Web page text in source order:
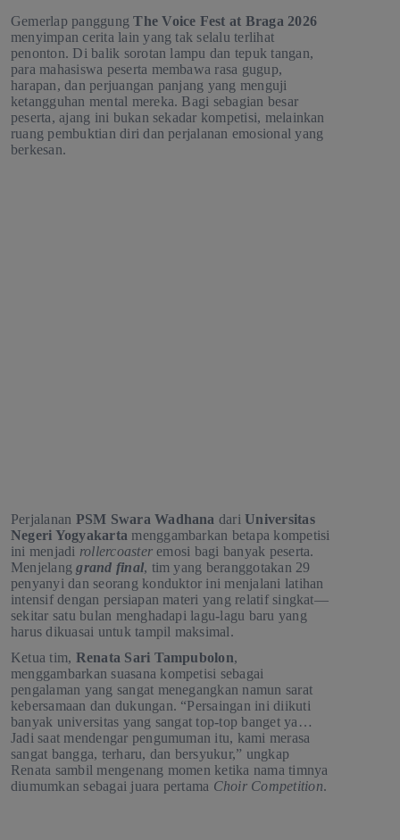
Gemerlap panggungThe Voice Fest at Braga 2026
menyimpan cerita lain yang tak selalu terlihat
penonton. Di balik sorotan lampu dan tepuk tangan,
para mahasiswa peserta membawa rasa gugup,
harapan, dan perjuangan panjang yang menguji
ketangguhan mental mereka. Bagi sebagian besar
peserta, ajang ini bukan sekadar kompetisi, melainkan
ruang pembuktian diri dan perjalanan emosional yang
berkesan.
Perjalanan PSM Swara Wadhana dariUniversitas
Negeri Yogyakarta menggambarkan betapa kompetisi
ini menjadi rollercoaster emosi bagi banyak peserta.
Menjelanggrand final, tim yang beranggotakan 29
penyanyi dan seorang konduktor ini menjalani latihan
intensif dengan persiapan materi yang relatif singkat—
sekitar satu bulan menghadapi lagu-lagu baru yang
harus dikuasai untuk tampil maksimal.
Ketua tim, Renata Sari Tampubolon,
menggambarkan suasana kompetisi sebagai
pengalaman yang sangat menegangkan namun sarat
kebersamaan dan dukungan. “Persaingan ini diikuti
banyak universitas yang sangat top-top banget ya…
Jadi saat mendengar pengumuman itu, kami merasa
sangat bangga, terharu, dan bersyukur,” ungkap
Renata sambil mengenang momen ketika nama timnya
diumumkan sebagai juara pertama Choir Competition.